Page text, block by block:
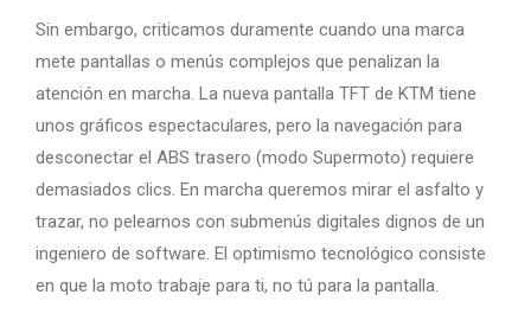
Sin embargo, criticamos duramente cuando una marca
mete pantallas o menús complejos que penalizan la
atención en marcha. La nueva pantalla TFT de KTM tiene
unos gráficos espectaculares, pero la navegación para
desconectar el ABS trasero (modo Supermoto) requiere
demasiados clics. En marcha queremos mirar el asfalto y
trazar, no pelearnos con submenús digitales dignos de un
ingeniero de software. El optimismo tecnológico consiste
en que la moto trabaje para ti, no tú para la pantalla.